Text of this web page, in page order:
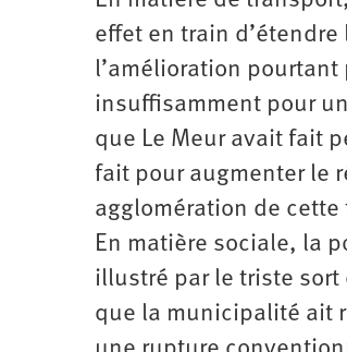
effet en train
l’amélioration
insuffisamment pour
que Le Meur avait fait
fait pour augmenter le
agglomération de cette
En matière sociale, la
illustré par le triste sort
que la municipalité ait